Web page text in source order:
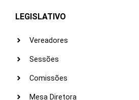
LEGISLATIVO
Vereadores
Sessões
Comissões
Mesa Diretora